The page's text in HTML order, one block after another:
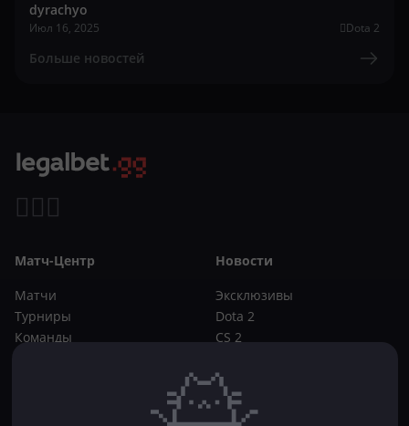
dyrachyo
Июл 16, 2025 Dota 2
Больше новостей
Матч-Центр
Матчи
Турниры
Команды
Новости
Эксклюзивы
Dota 2
CS 2
Букмекеры